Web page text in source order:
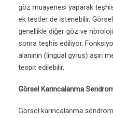
göz muayenesi yaparak
ek testler de istenebilir.
genellikle diğer göz ve
sonra teşhis ediliyor.
alanının (lingual gyrus) aşırı
tespit edilebilir.
Görsel Karıncalanma
Görsel karıncalanma